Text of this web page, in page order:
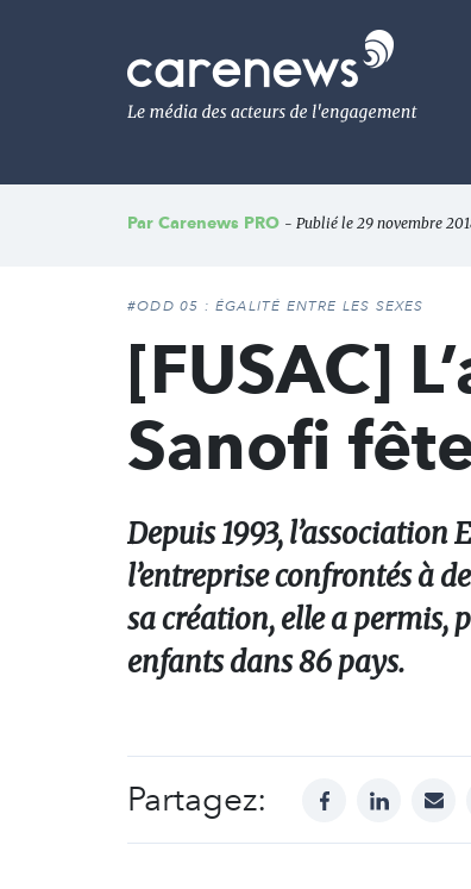
Le
média
de
l'engagement
Par Carenews PRO - Publié le 29 novembre
#ODD 05 : ÉGALITÉ ENTRE LES SEXES
[FUSAC]
Sanofi
Depuis 1993,
l’entreprise confrontés à
sa création, elle a permis,
enfants dans 86 pays.
Partagez: facebooklinkedinmail